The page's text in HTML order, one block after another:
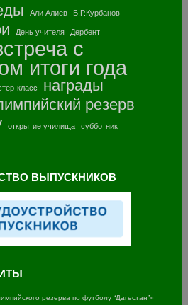
Али Алиев Б.Р.Курбанов
День учителя Дербент
с
итоги года
класс награды
резерв
открытие училища
субботник
ВЫПУСКНИКОВ
резерва по футболу “Дагестан”»